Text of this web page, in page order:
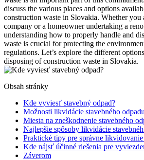
discuss the various places and options
construction waste in Slovakia. Whether you
company or a homeowner undertaking a
understanding how to properly handle and
waste is crucial for protecting the
regulations. Let’s explore the different
disposing of construction waste in Slovakia.
Obsah stránky
Kde vyviesť stavebný odpad?
Možnosti likvidácie stavebného odpadu
Miesta na zneškodnenie stavebného
Najlepšie spôsoby likvidácie
Praktické tipy pre správne likvidovanie
Kde nájsť účinné riešenia pre
Záverom